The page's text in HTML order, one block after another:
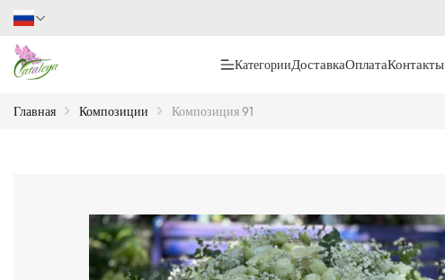
КатегорииДоставкаОплатаКонтакты
Главная Композиции Композиция 91